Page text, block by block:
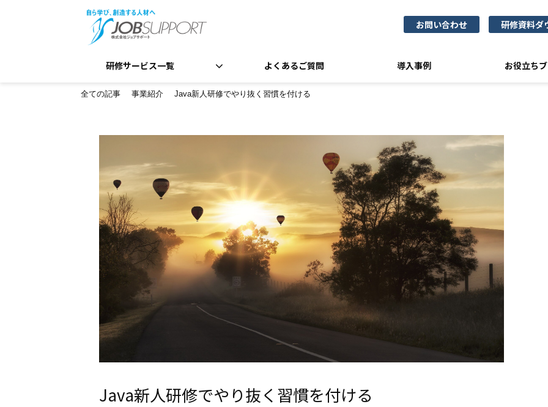
お問い合わせ 研修資料ダ
研修サービス一覧 よくあるご質問 導入事例 お役立ち
全ての記事 事業紹介 Java新人研修でやり抜く習慣を付ける
Java新人研修でやり抜く習慣を付ける